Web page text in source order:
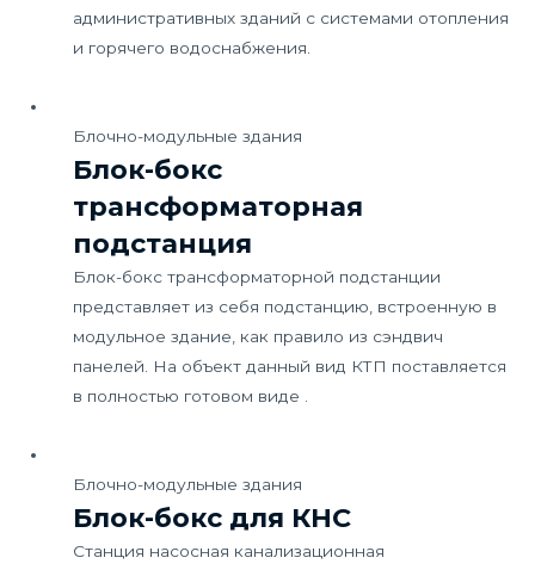
административных зданий с системами отопления
и горячего водоснабжения.
Блочно-модульные здания
Блок-бокс
трансформаторная
подстанция
Блок-бокс трансформаторной подстанции
представляет из себя подстанцию, встроенную в
модульное здание, как правило из сэндвич
панелей. На объект данный вид КТП поставляется
в полностью готовом виде .
Блочно-модульные здания
Блок-бокс для КНС
Станция насосная канализационная